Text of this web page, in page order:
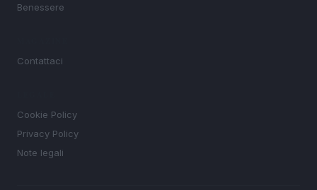
Benessere
Contattaci
Cookie Policy
Privacy Policy
Note legali